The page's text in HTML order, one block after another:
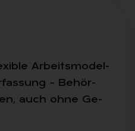
Ar­beits­mo­del­
– Be­hör­
auch ohne Ge­